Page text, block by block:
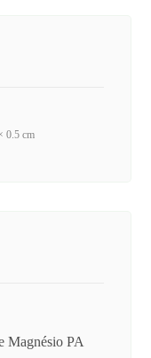
0.5 cm
Magnésio PA